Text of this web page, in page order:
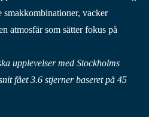
smakkombinationer, vacker
atmosfär som sätter fokus på
upplevelser med Stockholms
fået3.6 stjerner baseret på 45